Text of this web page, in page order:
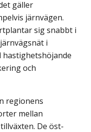
gäller
järnvägen.
sig snabbt i
i
hastighetshöjande
och
regionens
mellan
De öst-